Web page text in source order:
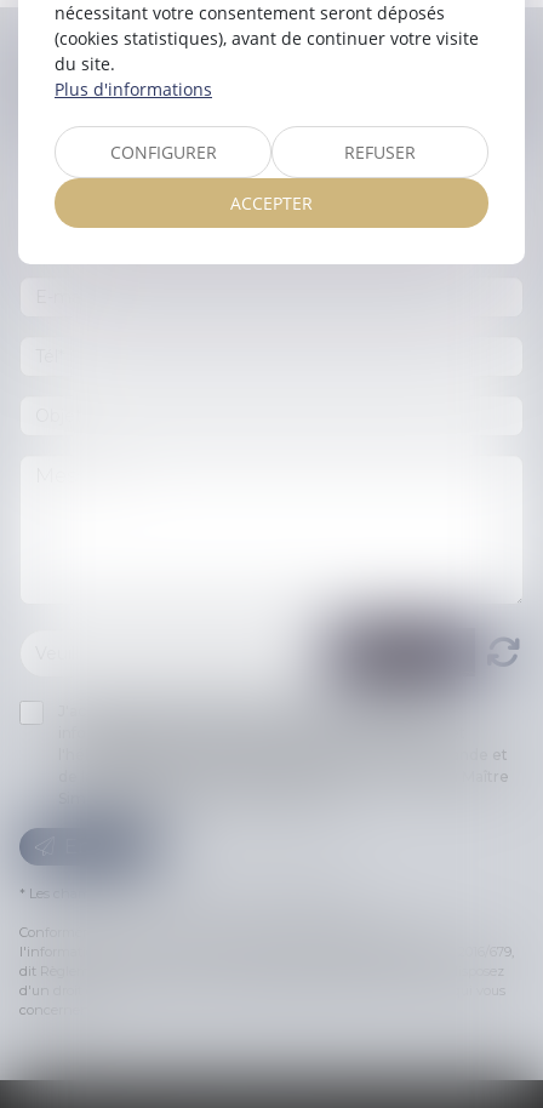
Contacter
l'hébergeur du présent site dans le cadre de ma demande et
de la relation avec COSTE DAUDÉ VALLET (SCP) et/ou Maître
* Les champs suivis d'un astérisque sont obligatoires.
Conformément à la loi n°78-17 du 6 janvier 1978 modifiée relative à
l'informatique, aux fichiers et aux libertés, et au règlement européen 2016/679,
dit Règlement Général sur la Protection des Données (RGPD), vous disposez
d'un droit d'accès, de rectification, de suppression des informations qui vous
concernent.
nécessitant votre consentement seront déposés
(cookies statistiques), avant de continuer votre visite
du site.
Plus d'informations
CONFIGURER REFUSER
ACCEPTER